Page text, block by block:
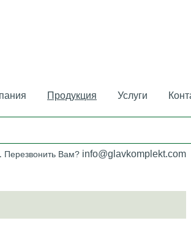
Продукция Услуги
Перезвонить Вам? info@glavkomplekt.com